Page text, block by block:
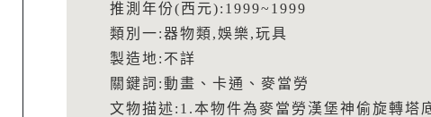
推測年份(西元):1999~1999
類別一:器物類,娛樂,玩具
製造地:不詳
關鍵詞:動畫、卡通、麥當勞
文物描述:1.本物件為麥當勞漢堡神偷旋轉塔